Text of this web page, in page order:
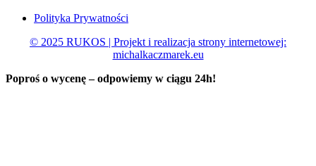
Polityka Prywatności
© 2025 RUKOS | Projekt i realizacja strony internetowej:
michalkaczmarek.eu
Poproś o wycenę – odpowiemy w ciągu 24h!